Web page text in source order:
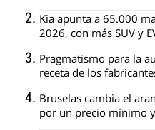
Kia apunta a 65.000
2026, con más SUV y
Pragmatismo para la
receta de los
Bruselas cambia el
por un precio mínimo